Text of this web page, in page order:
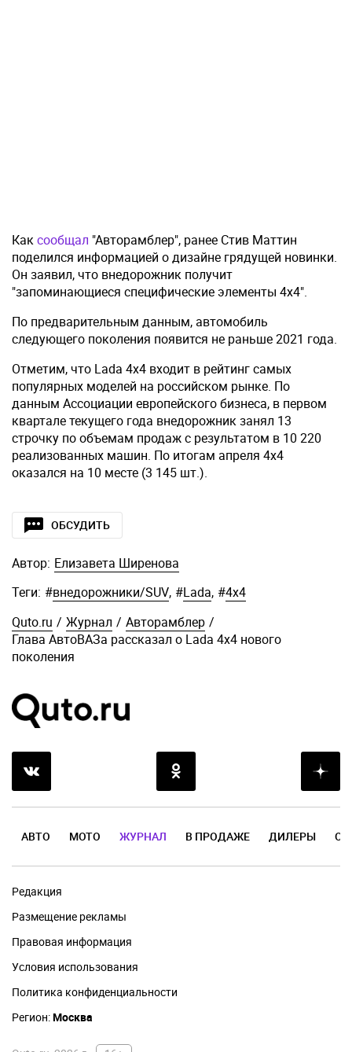
Каксообщал "Авторамблер", ранее Стив Маттин
поделился информацией о дизайне грядущей новинки.
Он заявил, что внедорожник получит
"запоминающиеся специфические элементы 4x4".
По предварительным данным, автомобиль
следующего поколения появится не раньше 2021 года.
Отметим, что Lada 4x4 входит в рейтинг самых
популярных моделей на российском рынке. По
данным Ассоциации европейского бизнеса, в первом
квартале текущего года внедорожник занял 13
строчку по объемам продаж с результатом в 10 220
реализованных машин. По итогам апреля 4x4
оказался на 10 месте (3 145 шт.).
ОБСУДИТЬ
Автор: Елизавета Ширенова
Теги: #внедорожники/SUV, #Lada, #4x4
Quto.ru / Журнал / Авторамблер /
Глава АвтоВАЗа рассказал о Lada 4x4 нового
поколения
АВТО МОТО ЖУРНАЛ В ПРОДАЖЕ ДИЛЕРЫ
Редакция
Размещение рекламы
Правовая информация
Условия использования
Политика конфиденциальности
Регион:Москва